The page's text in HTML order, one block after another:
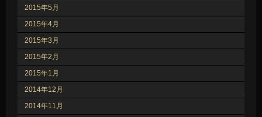
2015年5月
2015年4月
2015年3月
2015年2月
2015年1月
2014年12月
2014年11月